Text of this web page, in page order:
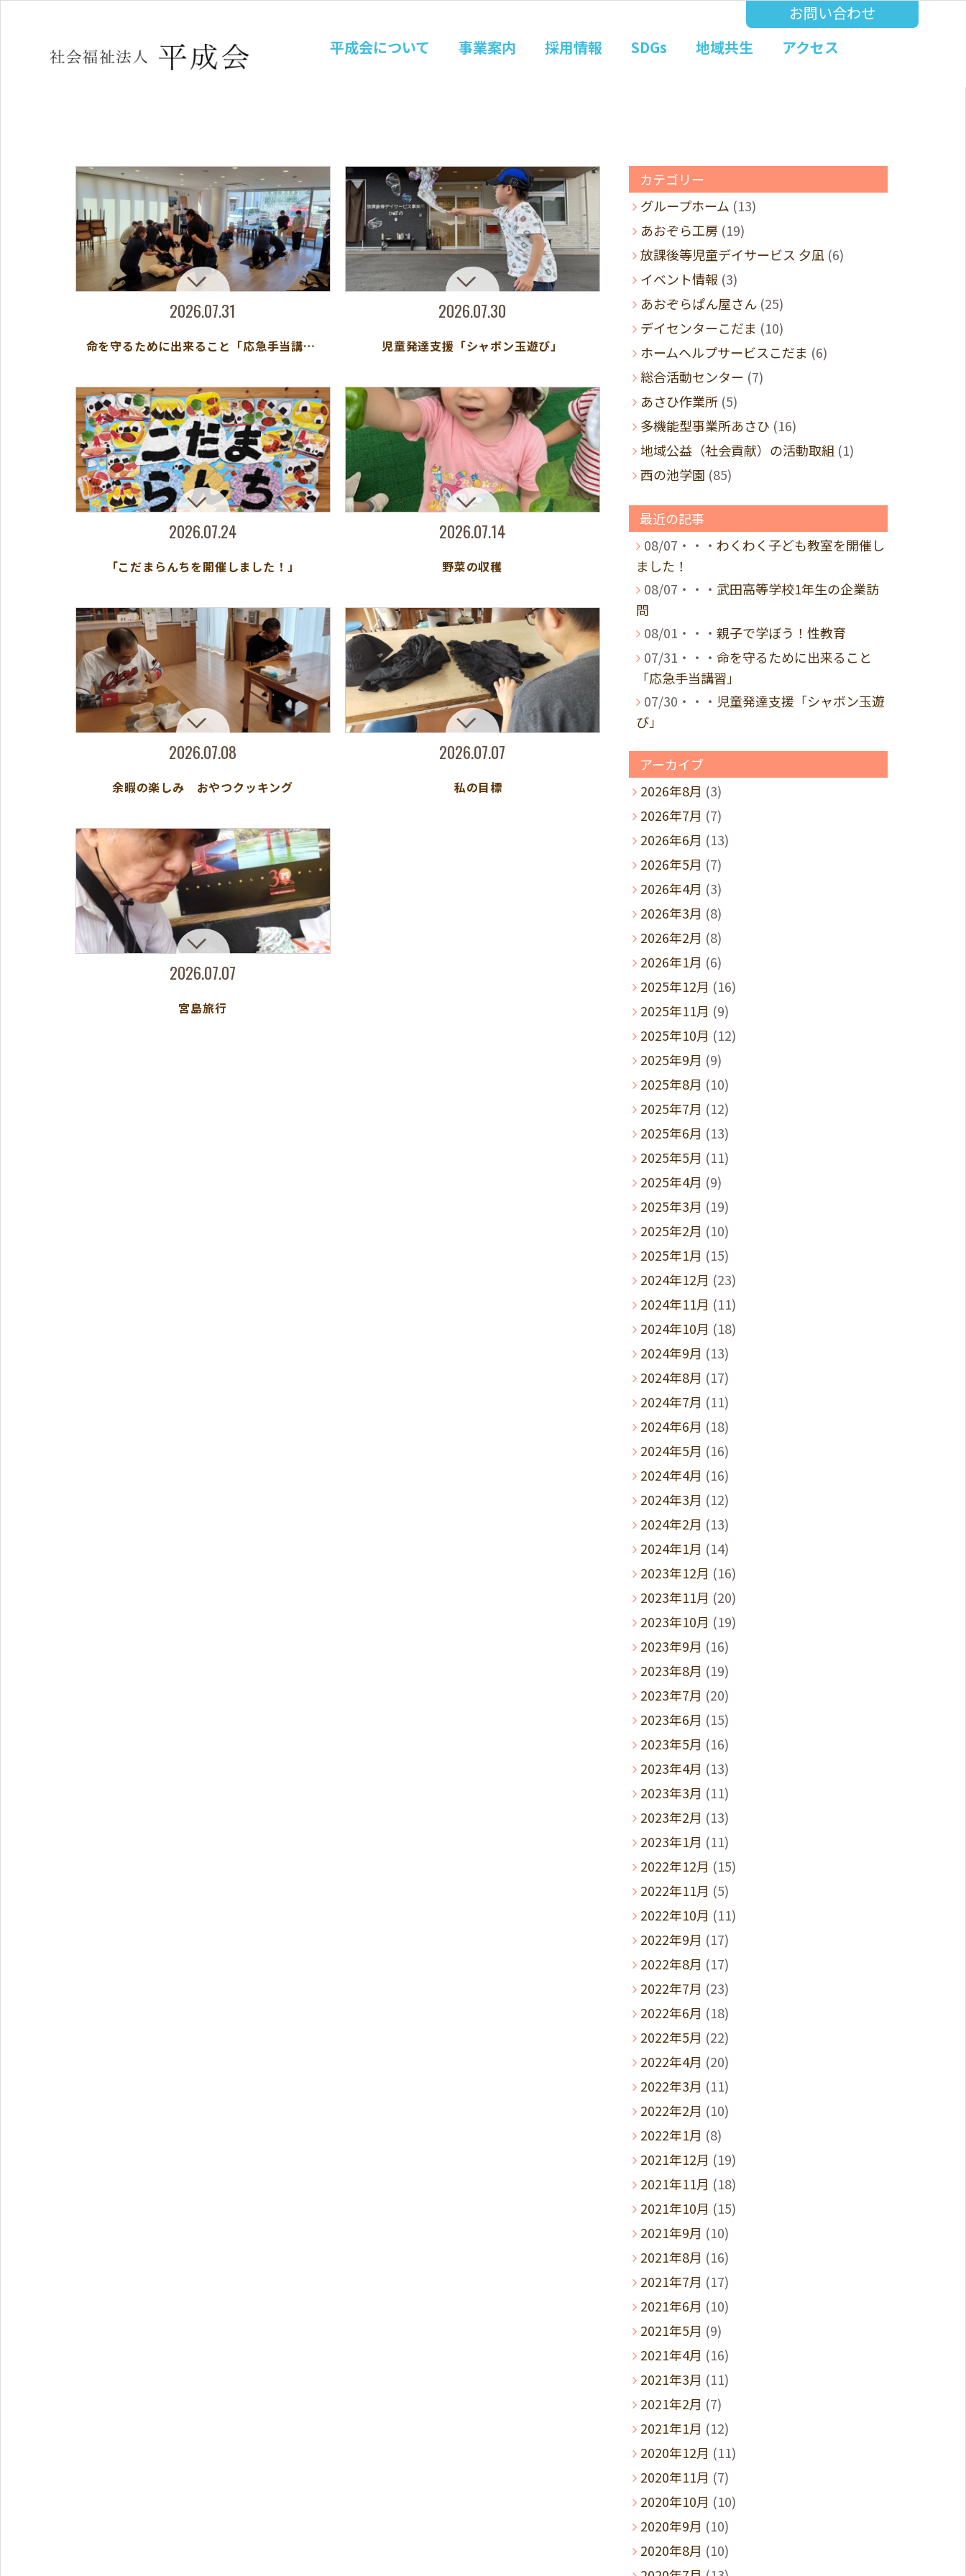
お問い合わせ
平成会について
事業案内 採用情報 SDGs 地域共生 アクセス
2026.07.31
命を守るために出来ること「応急手当講習」
2026.07.30
児童発達支援「シャボン玉遊び」
2026.07.24
「こだまらんちを開催しました！」
2026.07.14
野菜の収穫
2026.07.08
余暇の楽しみ おやつクッキング
2026.07.07
私の目標
2026.07.07
宮島旅行
カテゴリー
グループホーム (13)
あおぞら工房 (19)
放課後等児童デイサービス 夕凪 (6)
イベント情報 (3)
あおぞらぱん屋さん(25)
デイセンターこだま (10)
ホームヘルプサービスこだま (6)
総合活動センター (7)
あさひ作業所(5)
多機能型事業所あさひ (16)
地域公益（社会貢献）の活動取組 (1)
西の池学園 (85)
最近の記事
08/07・・・ わくわく子ども教室を開催し
ました！
08/07・・・ 武田高等学校1年生の企業訪
問
08/01・・・ 親子で学ぼう！性教育
07/31・・・ 命を守るために出来ること
「応急手当講習」
07/30・・・ 児童発達支援「シャボン玉遊
び」
アーカイブ
2026年8月 (3)
2026年7月 (7)
2026年6月 (13)
2026年5月 (7)
2026年4月 (3)
2026年3月 (8)
2026年2月 (8)
2026年1月 (6)
2025年12月 (16)
2025年11月 (9)
2025年10月 (12)
2025年9月 (9)
2025年8月 (10)
2025年7月 (12)
2025年6月 (13)
2025年5月 (11)
2025年4月 (9)
2025年3月 (19)
2025年2月 (10)
2025年1月 (15)
2024年12月 (23)
2024年11月 (11)
2024年10月 (18)
2024年9月 (13)
2024年8月 (17)
2024年7月 (11)
2024年6月 (18)
2024年5月 (16)
2024年4月 (16)
2024年3月 (12)
2024年2月 (13)
2024年1月 (14)
2023年12月 (16)
2023年11月 (20)
2023年10月 (19)
2023年9月 (16)
2023年8月 (19)
2023年7月 (20)
2023年6月 (15)
2023年5月 (16)
2023年4月 (13)
2023年3月 (11)
2023年2月 (13)
2023年1月 (11)
2022年12月 (15)
2022年11月 (5)
2022年10月 (11)
2022年9月 (17)
2022年8月 (17)
2022年7月 (23)
2022年6月 (18)
2022年5月 (22)
2022年4月 (20)
2022年3月 (11)
2022年2月 (10)
2022年1月 (8)
2021年12月 (19)
2021年11月 (18)
2021年10月 (15)
2021年9月 (10)
2021年8月 (16)
2021年7月 (17)
2021年6月 (10)
2021年5月 (9)
2021年4月 (16)
2021年3月 (11)
2021年2月 (7)
2021年1月 (12)
2020年12月 (11)
2020年11月 (7)
2020年10月 (10)
2020年9月 (10)
2020年8月 (10)